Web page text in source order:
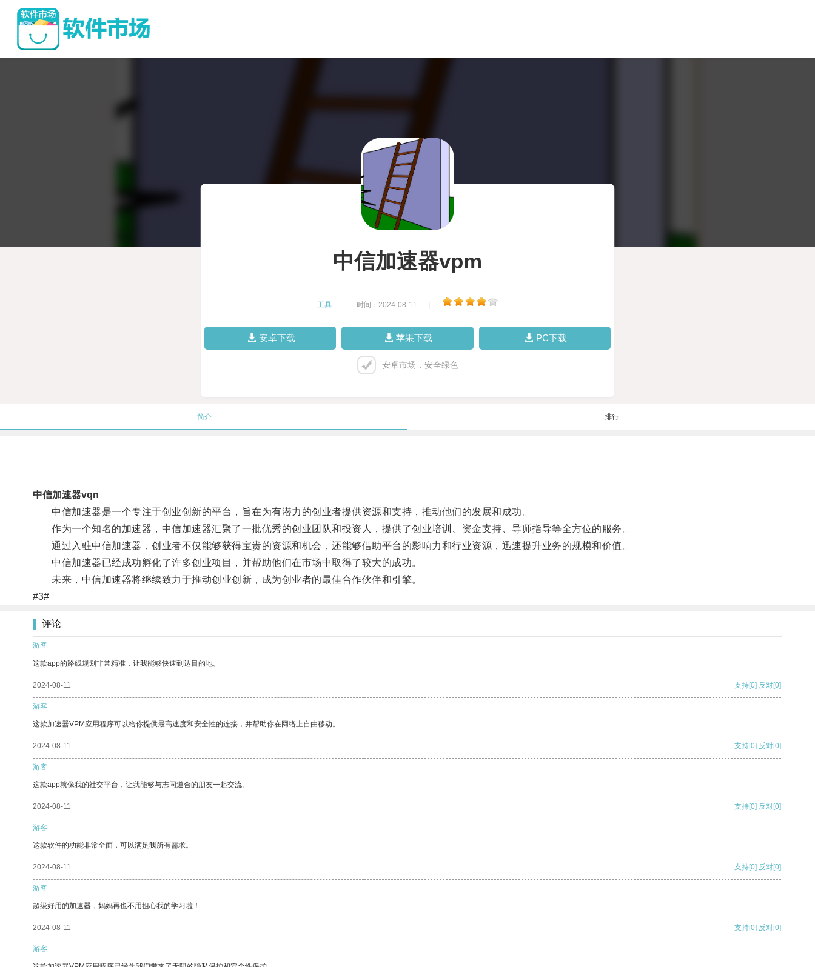
中信加速器vpm
工具 时间：2024-08-11
安卓下载 苹果下载 PC下载
安卓市场，安全绿色
简介 排行
中信加速器vqn
中信加速器是一个专注于创业创新的平台，旨在为有潜力的创业者提供资源和支持，推动他们的发展和成功。
作为一个知名的加速器，中信加速器汇聚了一批优秀的创业团队和投资人，提供了创业培训、资金支持、导师指导等全方位的服务。
通过入驻中信加速器，创业者不仅能够获得宝贵的资源和机会，还能够借助平台的影响力和行业资源，迅速提升业务的规模和价值。
中信加速器已经成功孵化了许多创业项目，并帮助他们在市场中取得了较大的成功。
未来，中信加速器将继续致力于推动创业创新，成为创业者的最佳合作伙伴和引擎。
#3#
评论
游客
这款app的路线规划非常精准，让我能够快速到达目的地。
2024-08-11 支持[0] 反对[0]
游客
这款加速器VPM应用程序可以给你提供最高速度和安全性的连接，并帮助你在网络上自由移动。
2024-08-11 支持[0] 反对[0]
游客
这款app就像我的社交平台，让我能够与志同道合的朋友一起交流。
2024-08-11 支持[0] 反对[0]
游客
这款软件的功能非常全面，可以满足我所有需求。
2024-08-11 支持[0] 反对[0]
游客
超级好用的加速器，妈妈再也不用担心我的学习啦！
2024-08-11 支持[0] 反对[0]
游客